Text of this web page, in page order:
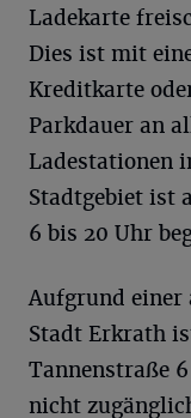
Ladekarte
Dies ist mit
Kreditkarte
Parkdauer an
Ladestationen
Stadtgebiet ist
6 bis 20 Uhr
Aufgrund einer
Stadt Erkrath
Tannenstraße
nicht